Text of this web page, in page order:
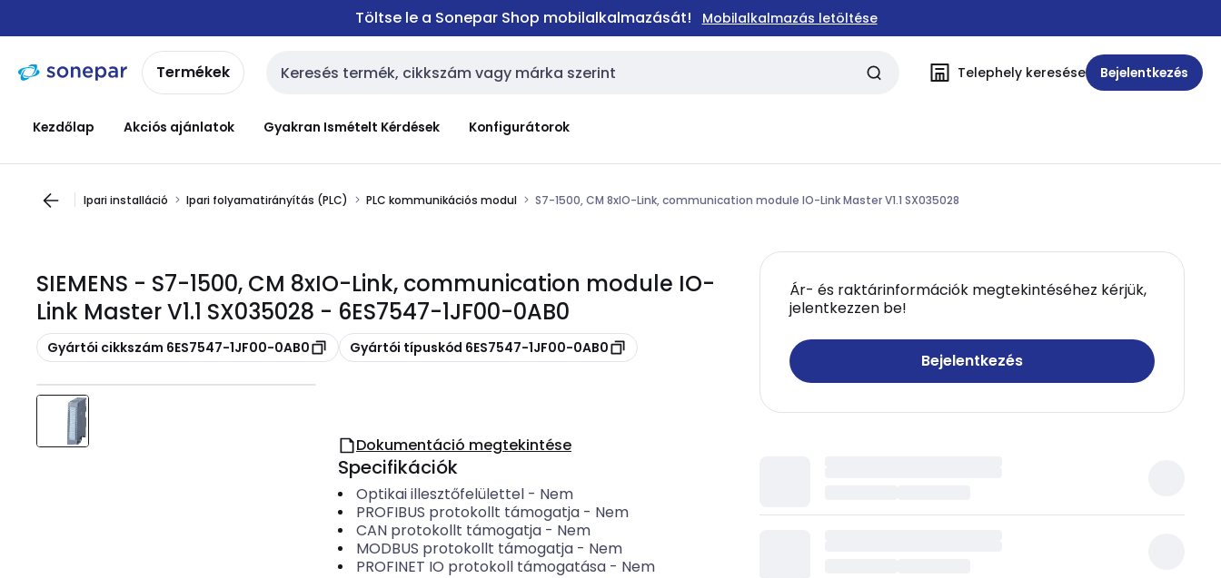
navigációhoztartalomra
Töltse le a Sonepar Shop mobilalkalmazását! Mobilalkalmazás letöltése
Termékek Keresési bemenet Telephely keresése Bejelentkezés
Kezdőlap Akciós ajánlatok Gyakran Ismételt Kérdések Konfigurátorok
Ipari installáció Ipari folyamatirányítás (PLC) PLC kommunikációs modul S7-1500, CM 8xIO-Link, communication module IO-Link Master V1.1 SX035028
SIEMENS - S7-1500, CM 8xIO-Link, communication module IO-
Link Master V1.1 SX035028 - 6ES7547-1JF00-0AB0
Másolás
Gyártói cikkszám 6ES7547-1JF00-0AB0 Másolás
Gyártói típuskód 6ES7547-1JF00-0AB0
Ár- és raktárinformációk megtekintéséhez kérjük,
jelentkezzen be!
Bejelentkezés
Dokumentáció megtekintése
Specifikációk
Optikai illesztőfelülettel- Nem
PROFIBUS protokollt támogatja- Nem
CAN protokollt támogatja- Nem
MODBUS protokollt támogatja- Nem
PROFINET IO protokoll támogatása- Nem